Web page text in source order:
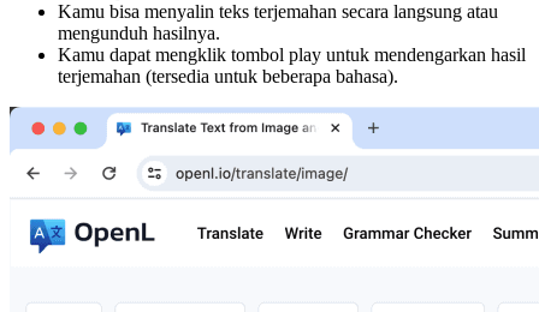
Kamu bisa menyalin teks terjemahan secara langsung atau
mengunduh hasilnya.
Kamu dapat mengklik tombol play untuk mendengarkan hasil
terjemahan (tersedia untuk beberapa bahasa).